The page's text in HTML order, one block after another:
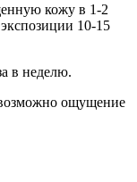
кожу в 1-2
10-15
в неделю.
ощущение